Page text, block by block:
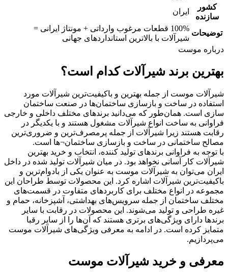
کشور
سازنده
ایران
توضیحات
100% قطعات مرغوب وارداتی + مونتاژ ایرانی =
شیرآلات با بالاترین استانداردهای جهانی
درباره موست
بهترین برند شیرآلات کدام است؟
شیرآلات موست از جمله بهترین و باکیفیت‌ترین شیرآلات مورد
استفاده در ساخت و بازسازی ساختمان‌ها در صنعت ساختمان
سازی است. همان‌طور که می‌دانید برندهای مختلف داخلی و خارجی
فراوانی به ساخت انواع شیرآلات مشغول هستند و با یکدیگر در
رقابت هستند زیرا شیرآلات از جمله پرمصرف‌ترین و ضروری‌ترین
مصالح ساختمانی در ساخت و بازسازی ساختمان¬ها است.
با توجه به فراوانی برندهای تولید کننده، انتخاب و خرید بهترین
شیرآلات کار آسانی نخواهد بود. در میان شیرآلات تولید شده در داخل
ایران می‌توان به شیرآلات موست به عنوان یکی از بادوام‌ترین و
باکیفیت‌ترین شیرآلات اشاره کرد. این محصولات توسط طراحان این
مجموعه در انواع مختلف برای کاربردهای متفاوت در قسمت‌های
مختلف ساختمان از جمله سرویس‌های بهداشتی، آشپزخانه، حمام و
غیره طراحی و تولید می‌شوند. این محصولات در رقابت با سایر
برندها دارای ویژگی‌های برتری هستند که آن‌ها را از سایر رقبا
متمایز کرده است. در ادامه به معرفی ویژگی‌های شیرآلات موست
می‌پردازیم.
معرفی و خرید شیرآلات موست